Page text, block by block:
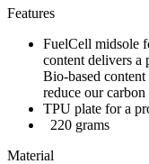
Features
FuelCell midsole
content delivers a
Bio-based
reduce our
TPU plate for a
220 grams
Material